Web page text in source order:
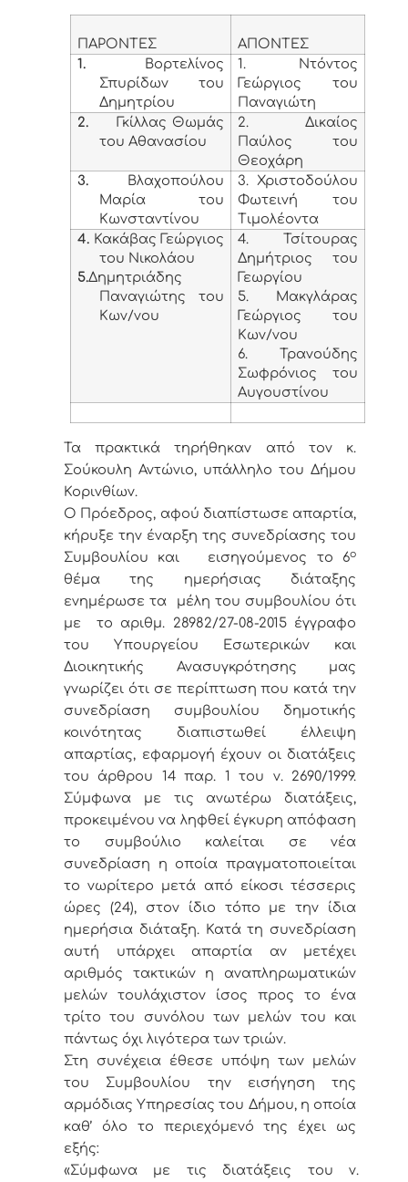
ΠΑΡΟΝΤΕΣ
ΑΠΟΝΤΕΣ
1.
Βορτελίνος
Σπυρίδων του
Δημητρίου
1. Ντόντος
Γεώργιος του
Παναγιώτη
2.
Γκίλλας Θωμάς
του Αθανασίου
2. Δικαίος
Παύλος του
Θεοχάρη
3.
Βλαχοπούλου
Μαρία του
Κωνσταντίνου
3. Χριστοδούλου
Φωτεινή του
Τιμολέοντα
4. Κακάβας Γεώργιος
του Νικολάου
5.Δημητριάδης
Παναγιώτης του
Κων/νου
4. Τσίτουρας
Δημήτριος του
Γεωργίου
5. Μακγλάρας
Γεώργιος του
Κων/νου
6. Τρανούδης
Σωφρόνιος του
Αυγουστίνου
Τα πρακτικά τηρήθηκαν από τον κ.
Σούκουλη Αντώνιο, υπάλληλο του Δήμου
Κορινθίων.
Ο Πρόεδρος, αφού διαπίστωσε απαρτία,
κήρυξε την έναρξη της συνεδρίασης του
Συμβουλίου και εισηγούμενος το 6ο
θέμα της ημερήσιας διάταξης
ενημέρωσε τα μέλη του συμβουλίου ότι
με το αριθμ. 28982/27-08-2015 έγγραφο
του Υπουργείου Εσωτερικών και
Διοικητικής Ανασυγκρότησης μας
γνωρίζει ότι σε περίπτωση που κατά την
συνεδρίαση συμβουλίου δημοτικής
κοινότητας διαπιστωθεί έλλειψη
απαρτίας, εφαρμογή έχουν οι διατάξεις
του άρθρου 14 παρ. 1 του ν. 2690/1999.
Σύμφωνα με τις ανωτέρω διατάξεις,
προκειμένου να ληφθεί έγκυρη απόφαση
το συμβούλιο καλείται σε νέα
συνεδρίαση η οποία πραγματοποιείται
το νωρίτερο μετά από είκοσι τέσσερις
ώρες (24), στον ίδιο τόπο με την ίδια
ημερήσια διάταξη. Κατά τη συνεδρίαση
αυτή υπάρχει απαρτία αν μετέχει
αριθμός τακτικών η αναπληρωματικών
μελών τουλάχιστον ίσος προς το ένα
τρίτο του συνόλου των μελών του και
πάντως όχι λιγότερα των τριών.
Στη συνέχεια έθεσε υπόψη των μελών
του Συμβουλίου την εισήγηση της
αρμόδιας Υπηρεσίας του Δήμου, η οποία
καθ’ όλο το περιεχόμενό της έχει ως
εξής:
«Σύμφωνα με τις διατάξεις του ν.